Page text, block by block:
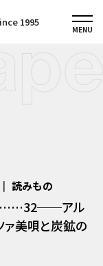
1995
読みもの
……32──アル
ァ美唄と炭鉱の